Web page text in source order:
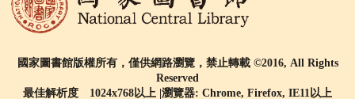
國家圖書館版權所有，僅供網路瀏覽，禁止轉載 ©2016, All Rights
Reserved
最佳解析度 1024x768以上 |瀏覽器: Chrome, Firefox, IE11以上